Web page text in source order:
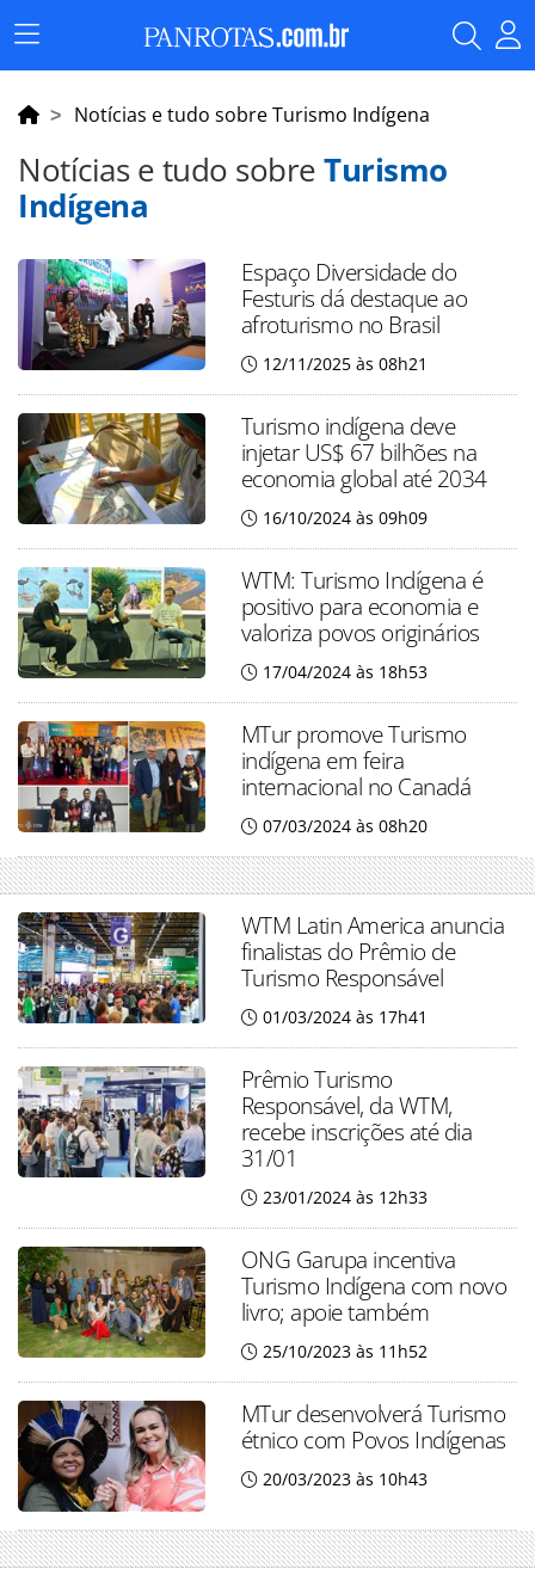
Menu
Principal
Notícias e tudo sobre Turismo Indígena
Notícias e tudo sobreTurismo
Indígena
Espaço Diversidade do
Festuris dá destaque ao
afroturismo no Brasil
12/11/2025 às 08h21
Turismo indígena deve
injetar US$ 67 bilhões na
economia global até 2034
16/10/2024 às 09h09
WTM: Turismo Indígena é
positivo para economia e
valoriza povos originários
17/04/2024 às 18h53
MTur promove Turismo
indígena em feira
internacional no Canadá
07/03/2024 às 08h20
WTM Latin America anuncia
finalistas do Prêmio de
Turismo Responsável
01/03/2024 às 17h41
Prêmio Turismo
Responsável, da WTM,
recebe inscrições até dia
31/01
23/01/2024 às 12h33
ONG Garupa incentiva
Turismo Indígena com novo
livro; apoie também
25/10/2023 às 11h52
MTur desenvolverá Turismo
étnico com Povos Indígenas
20/03/2023 às 10h43